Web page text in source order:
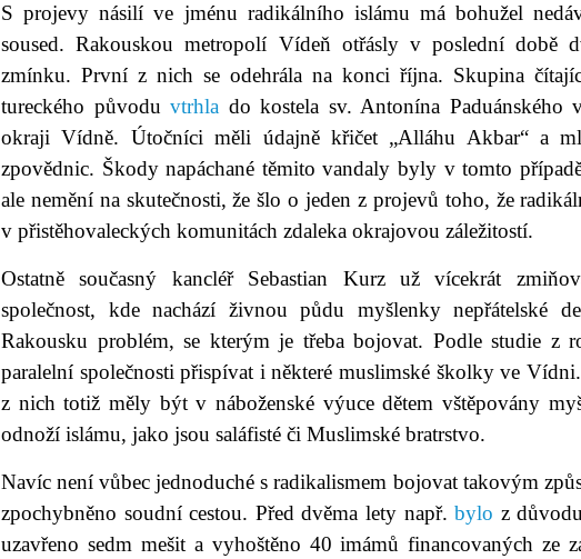
S projevy násilí ve jménu radikálního islámu má bohužel
soused. Rakouskou metropolí Vídeň otřásly v poslední době
zmínku. První z nich se odehrála na konci října. Skupina
tureckého původu vtrhla do kostela sv. Antonína Paduánského
okraji Vídně. Útočníci měli údajně křičet „Alláhu Akbar“ a
zpovědnic. Škody napáchané těmito vandaly byly v tomto
ale nemění na skutečnosti, že šlo o jeden z projevů toho, že
v přistěhovaleckých komunitách zdaleka okrajovou záležitostí.
Ostatně současný kancléř Sebastian Kurz už vícekrát
společnost, kde nachází živnou půdu myšlenky nepřátelské
Rakousku problém, se kterým je třeba bojovat. Podle studie z
paralelní společnosti přispívat i některé muslimské školky ve
z nich totiž měly být v náboženské výuce dětem vštěpovány
odnoží islámu, jako jsou saláfisté či Muslimské bratrstvo.
Navíc není vůbec jednoduché s radikalismem bojovat takovým
zpochybněno soudní cestou. Před dvěma lety např.bylo z
uzavřeno sedm mešit a vyhoštěno 40 imámů financovaných ze